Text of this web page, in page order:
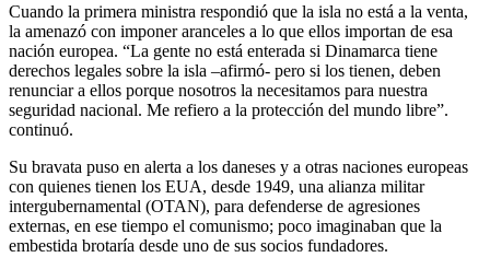
Cuando la primera ministra respondió que la isla no está a la venta,
la amenazó con imponer aranceles a lo que ellos importan de esa
nación europea. “La gente no está enterada si Dinamarca tiene
derechos legales sobre la isla –afirmó- pero si los tienen, deben
renunciar a ellos porque nosotros la necesitamos para nuestra
seguridad nacional. Me refiero a la protección del mundo libre”.
continuó.
Su bravata puso en alerta a los daneses y a otras naciones europeas
con quienes tienen los EUA, desde 1949, una alianza militar
intergubernamental (OTAN), para defenderse de agresiones
externas, en ese tiempo el comunismo; poco imaginaban que la
embestida brotaría desde uno de sus socios fundadores.